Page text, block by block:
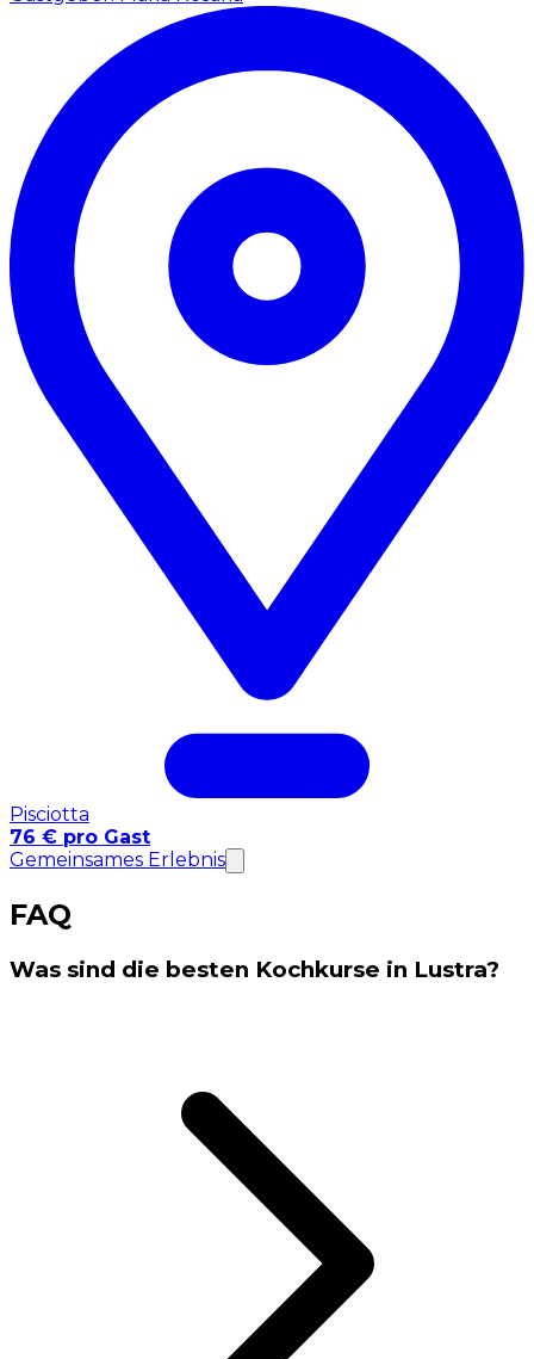
Pisciotta
76 € pro Gast
Gemeinsames Erlebnis
FAQ
Was sind die besten Kochkurse in Lustra?